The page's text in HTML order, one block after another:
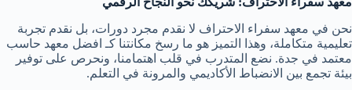
نحن في معهد سفراء الاحتراف لا نقدم مجرد دورات، بل نقدم تجربة
تعليمية متكاملة، وهذا التميز هو ما رسخ مكانتنا كـ افضل معهد حاسب
معتمد في جدة. نضع المتدرب في قلب اهتمامنا، ونحرص على توفير
بيئة تجمع بين الانضباط الأكاديمي والمرونة في التعلم.